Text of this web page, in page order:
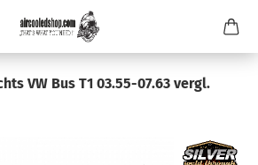
VW Bus T1 03.55-07.63 vergl.